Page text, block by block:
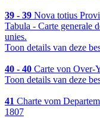
39 - 39 Nova totius
Tabula - Carte generale
unies.
Toon details van deze
40 - 40 Carte von Over-
Toon details van deze
41 Charte vom
1807